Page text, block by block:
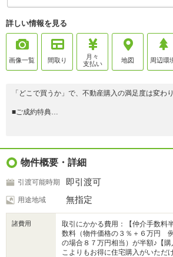
詳しい情報を見る
画像一覧 間取り
月々
支払い
地図 周辺環
「どこで買うか」で、不動産購入の満足度は変わり
■ご成約特典
①価格交渉に自信あり
②オプション費用も相見積り
③提携銀行多数で金利を安く
＼３００万円以上差がでることも！／
他社様のお見積り後でもご相談歓迎！
最安値をお約束します◎
■熊本県全域の内覧ツアー
・他社掲載物件もまとめてご案内
・全種別を窓口ひとつで比較・内覧
物件概要・詳細
引渡可能時期 即引渡可
用途地域 無指定
諸費用
取引にかかる費用：【仲介手数料
数料（物件価格の３％＋６万円
の場合８７万円相当）が半額♪【
こよりもお得に住宅購入がいただ